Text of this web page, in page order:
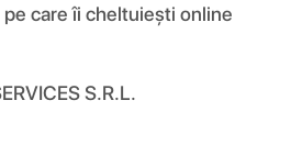
care îi cheltuiești online
S.R.L.